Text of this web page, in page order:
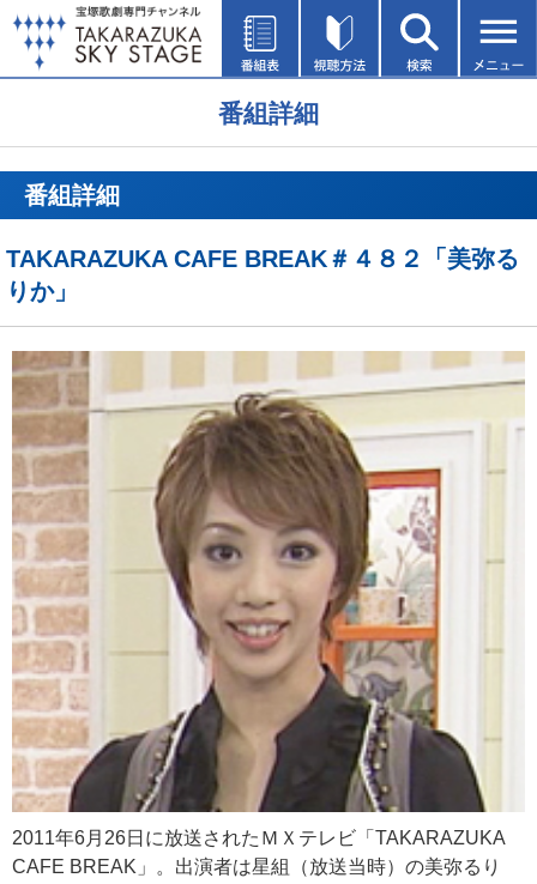
番組詳細
番組詳細
TAKARAZUKA CAFE BREAK＃４８２「美弥る
りか」
2011年6月26日に放送されたＭＸテレビ「TAKARAZUKA
CAFE BREAK」。出演者は星組（放送当時）の美弥るり